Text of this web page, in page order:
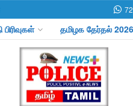
தமிழக தேர்தல் 2026